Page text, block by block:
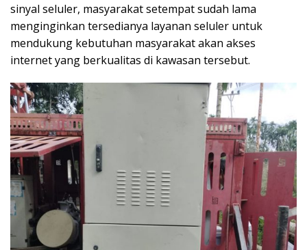
sinyal seluler, masyarakat setempat sudah lama
menginginkan tersedianya layanan seluler untuk
mendukung kebutuhan masyarakat akan akses
internet yang berkualitas di kawasan tersebut.